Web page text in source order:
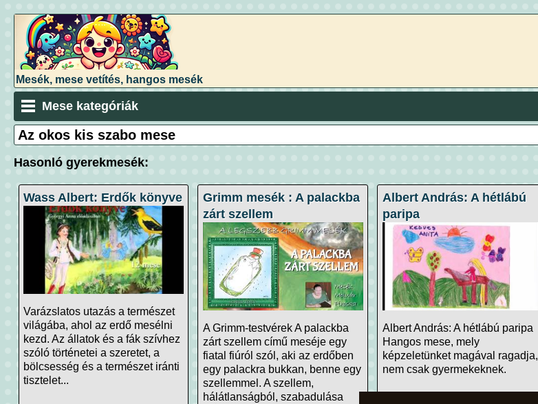
Mesék, mese vetítés, hangos mesék
Mese kategóriák
Az okos kis szabo mese
Hasonló gyerekmesék:
Wass Albert: Erdők könyve
Varázslatos utazás a természet
világába, ahol az erdő mesélni
kezd. Az állatok és a fák szívhez
szóló történetei a szeretet, a
bölcsesség és a természet iránti
tisztelet...
Grimm mesék : A palackba
zárt szellem
A Grimm-testvérek A palackba
zárt szellem című meséje egy
fiatal fiúról szól, aki az erdőben
egy palackra bukkan, benne egy
szellemmel. A szellem,
hálátlanságból, szabadulása
Albert András: A hétlábú
paripa
Albert András: A hétlábú paripa
Hangos mese, mely
képzeletünket magával ragadja,
nem csak gyermekeknek.